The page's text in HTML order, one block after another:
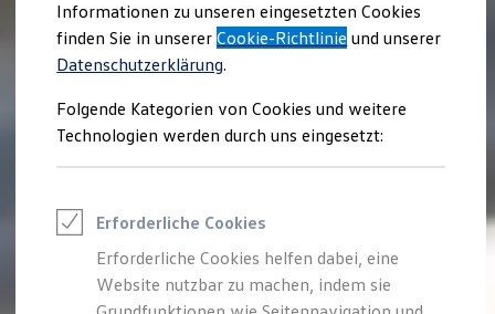
Die ENERGY Sondermodelle
Junge Gebrauchtwagen und Gebrauchtwagen
Volkswagen Zertifizierte Gebrauchtwagen
Elektromobilität bei Gebrauchtwagen
Saisonangebote
Reifenpakete
Leasing
Leasing-Angebote
Elektroauto Leasing
Kleinwagen-Leasing
Leasing ohne Anzahlung
Finanzierung
Autokredit mit Schlussrate
Informationen zu unseren eingesetzten Cookies
finden Sie in unsererCookie-Richtlinie und unserer
Datenschutzerklärung.
Folgende Kategorien von Cookies und weitere
Technologien werden durch uns eingesetzt:
Erforderliche Cookies
Erforderliche Cookies helfen dabei, eine
Website nutzbar zu machen, indem sie